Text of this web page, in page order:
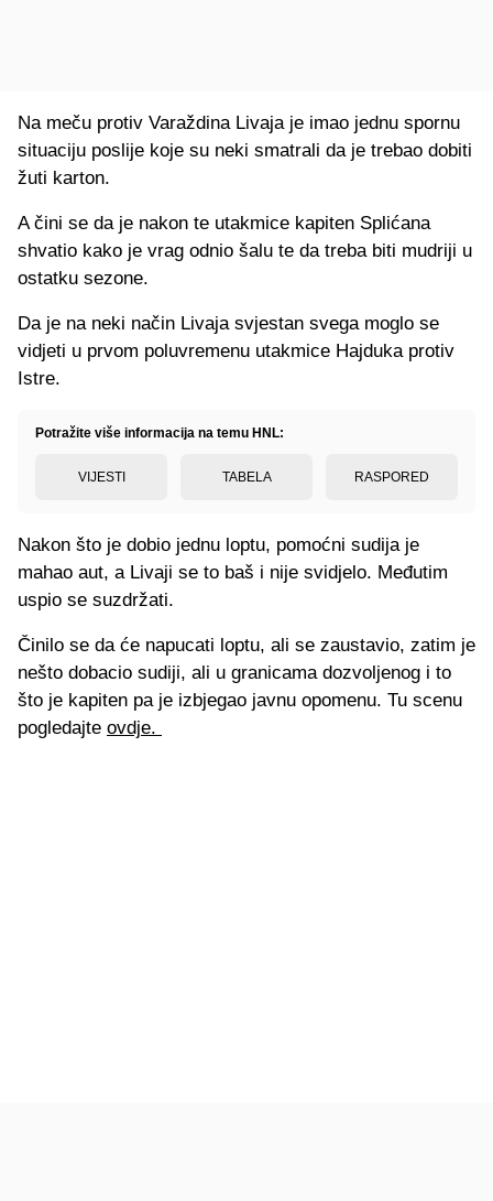
Na meču protiv Varaždina Livaja je imao jednu spornu
situaciju poslije koje su neki smatrali da je trebao dobiti
žuti karton.
A čini se da je nakon te utakmice kapiten Splićana
shvatio kako je vrag odnio šalu te da treba biti mudriji u
ostatku sezone.
Da je na neki način Livaja svjestan svega moglo se
vidjeti u prvom poluvremenu utakmice Hajduka protiv
Istre.
Potražite više informacija na temu HNL:
VIJESTI TABELA RASPORED
Nakon što je dobio jednu loptu, pomoćni sudija je
mahao aut, a Livaji se to baš i nije svidjelo. Međutim
uspio se suzdržati.
Činilo se da će napucati loptu, ali se zaustavio, zatim je
nešto dobacio sudiji, ali u granicama dozvoljenog i to
što je kapiten pa je izbjegao javnu opomenu. Tu scenu
pogledajte ovdje.